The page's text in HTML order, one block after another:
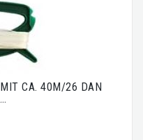
MIT CA. 40M/26 DAN